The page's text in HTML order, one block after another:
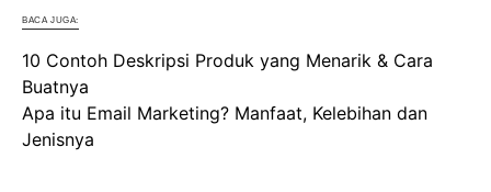
BACA JUGA:
10 Contoh Deskripsi Produk yang Menarik & Cara
Buatnya
Apa itu Email Marketing? Manfaat, Kelebihan dan
Jenisnya